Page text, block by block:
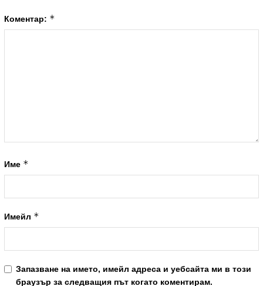
Коментар: *
Име *
Имейл *
Запазване на името, имейл адреса и уебсайта ми в този
браузър за следващия път когато коментирам.